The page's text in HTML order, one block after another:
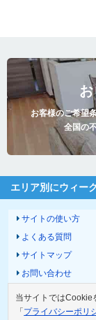
お客様のご希望
全国の
エリア別にウィー
サイトの使い方
よくある質問
サイトマップ
お問い合わせ
物件掲載に関して
当サイトではCookie
「 プライバシーポリ